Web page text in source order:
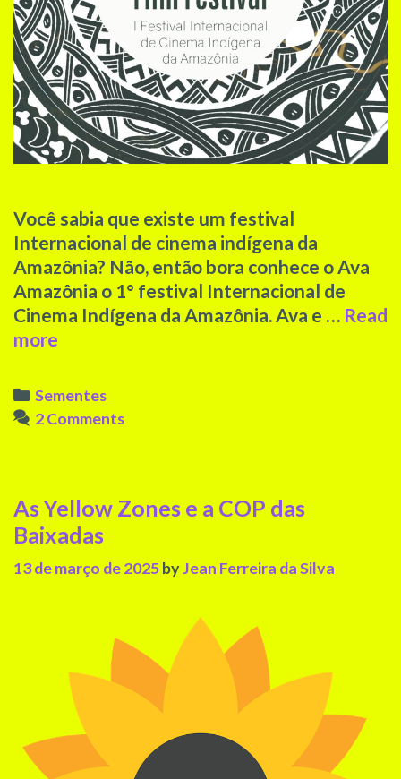
Você sabia que existe um festival
Internacional de cinema indígena da
Amazônia? Não, então bora conhece o Ava
Amazônia o 1° festival Internacional de
Cinema Indígena da Amazônia. Ava e … Read
more
Internacional
Amazônia
Categories
Sementes
2 Comments
As Yellow Zones e a COP das
Baixadas
13 de março de 2025byJean Ferreira da Silva